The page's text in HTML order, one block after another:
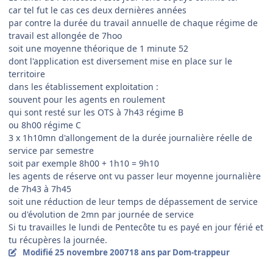
car tel fut le cas ces deux dernières années
par contre la durée du travail annuelle de chaque régime de
travail est allongée de 7hoo
soit une moyenne théorique de 1 minute 52
dont l'application est diversement mise en place sur le
territoire
dans les établissement exploitation :
souvent pour les agents en roulement
qui sont resté sur les OTS à 7h43 régime B
ou 8h00 régime C
3 x 1h10mn d'allongement de la durée journalière réelle de
service par semestre
soit par exemple 8h00 + 1h10 = 9h10
les agents de réserve ont vu passer leur moyenne journalière
de 7h43 à 7h45
soit une réduction de leur temps de dépassement de service
ou d'évolution de 2mn par journée de service
Si tu travailles le lundi de Pentecôte tu es payé en jour férié et
tu récupères la journée.
Modifié25 novembre 200718 ans par Dom-trappeur